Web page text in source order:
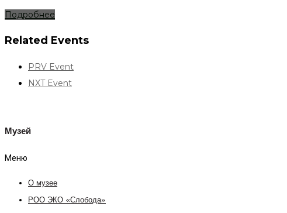
Подробнее
Related Events
PRV Event
NXT Event
Музей
Меню
О музее
РОО ЭКО «Слобода»